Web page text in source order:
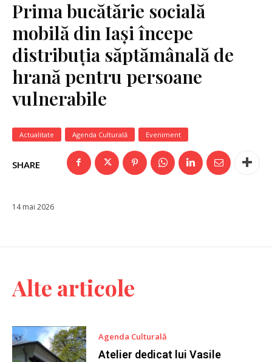
Prima bucătărie socială
mobilă din Iași începe
distribuția săptămânală de
hrană pentru persoane
vulnerabile
Actualitate Agenda Culturală Eveniment
SHARE
14 mai 2026
Alte articole
Agenda Culturală
Atelier dedicat lui Vasile